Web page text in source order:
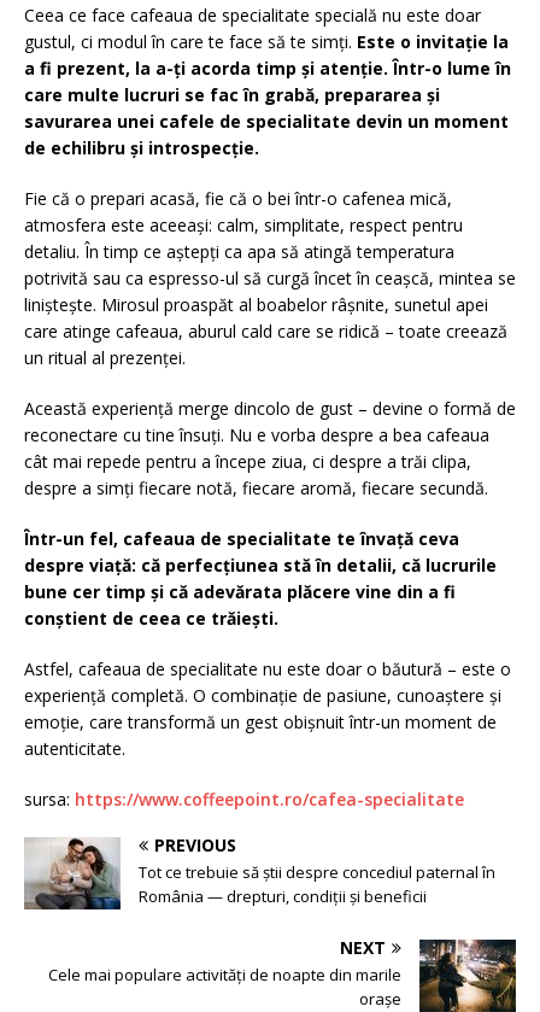
Ceea ce face cafeaua de specialitate specială nu este doar
gustul, ci modul în care te face să te simți. Este o invitație la
a fi prezent, la a-ți acorda timp și atenție. Într-o lume în
care multe lucruri se fac în grabă, prepararea și
savurarea unei cafele de specialitate devin un moment
de echilibru și introspecție.
Fie că o prepari acasă, fie că o bei într-o cafenea mică,
atmosfera este aceeași: calm, simplitate, respect pentru
detaliu. În timp ce aștepți ca apa să atingă temperatura
potrivită sau ca espresso-ul să curgă încet în ceașcă, mintea se
liniștește. Mirosul proaspăt al boabelor râșnite, sunetul apei
care atinge cafeaua, aburul cald care se ridică – toate creează
un ritual al prezenței.
Această experiență merge dincolo de gust – devine o formă de
reconectare cu tine însuți. Nu e vorba despre a bea cafeaua
cât mai repede pentru a începe ziua, ci despre a trăi clipa,
despre a simți fiecare notă, fiecare aromă, fiecare secundă.
Într-un fel, cafeaua de specialitate te învață ceva
despre viață: că perfecțiunea stă în detalii, că lucrurile
bune cer timp și că adevărata plăcere vine din a fi
conștient de ceea ce trăiești.
Astfel, cafeaua de specialitate nu este doar o băutură – este o
experiență completă. O combinație de pasiune, cunoaștere și
emoție, care transformă un gest obișnuit într-un moment de
autenticitate.
sursa: https://www.coffeepoint.ro/cafea-specialitate
PREVIOUS
Tot ce trebuie să știi despre concediul paternal în
România — drepturi, condiții și beneficii
NEXT
Cele mai populare activități de noapte din marile
orașe